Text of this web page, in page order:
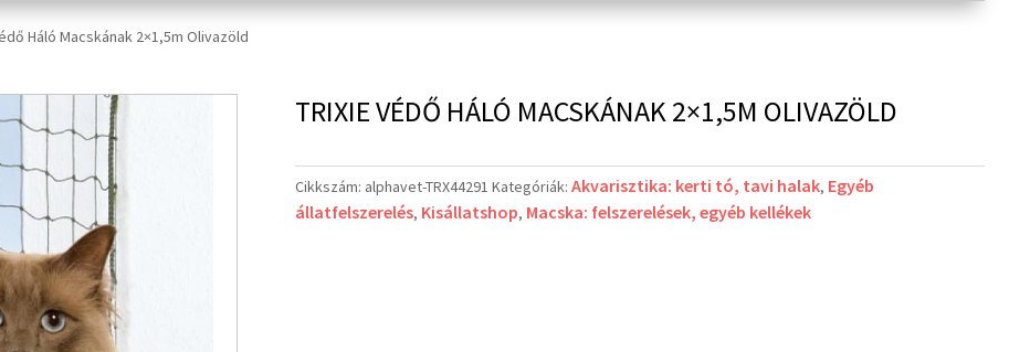
Háló Macskának 2×1,5m Olivazöld
TRIXIE VÉDŐ HÁLÓ MACSKÁNAK 2×1,5M OLIVAZÖLD
Cikkszám: alphavet-TRX44291 Kategóriák: Akvarisztika: kerti tó, tavi halak, Egyéb
állatfelszerelés, Kisállatshop, Macska: felszerelések, egyéb kellékek